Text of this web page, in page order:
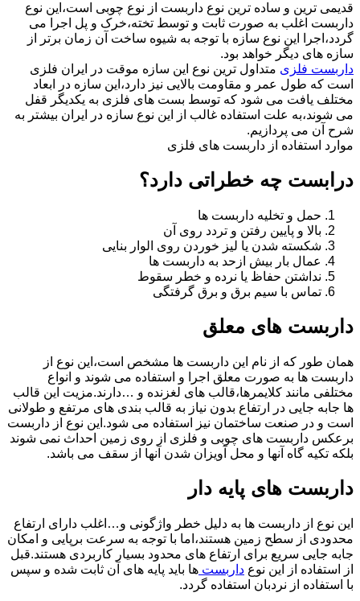
قدیمی ترین و ساده ترین نوع داربست از نوع چوبی است،این نوع
داربست اغلب به صورت ثابت و توسط تخته،خرک و پل اجرا می
گردد،اجرا این نوع سازه با توجه به شیوه ساخت آن زمان برتر از
سازه های دیگر خواهد بود.
داربست فلزی متداول ترین نوع این سازه موقت در ایران فلزی
است که طول عمر و مقاومت بالایی نیز دارد،این سازه در ابعاد
مختلف یافت می شود که توسط بست های فلزی به یکدیگر قفل
می شوند،به علت استفاده غالب از این نوع سازه در ایران بیشتر به
شرح آن می پردازیم.
موارد استفاده از داربست های فلزی
درابست چه خطراتی دارد؟
حمل و تخلیه داربست ها
بالا و پایین رفتن و تردد روی آن
شکسته شدن یا لیز خوردن روی الوار بنایی
عمال بار بیش ازحد به داربست ها
نداشتن حفاظ یا نرده و خطر سقوط
تماس با سیم برق و برق گرفتگی
داربست های معلق
همان طور که از نام این داربست ها مشخص است،این نوع از
داربست ها به صورت معلق اجرا و استفاده می شوند و انواع
مختلفی مانند کلایمرها،قالب های لغزنده و …دارند.مزیت این قالب
ها جابه جایی در ارتفاع بدون نیاز به قالب بندی های مرتفع و طولانی
است و در صنعت ساختمان نیز استفاده می شود.این نوع از داربست
برعکس داربست های چوبی و فلزی از روی زمین احداث نمی شوند
بلکه تکیه گاه آنها و محل آویزان شدن آنها از سقف می باشد.
داربست های پایه دار
این نوع از داربست ها به دلیل خطر واژگونی و…اغلب دارای ارتفاع
محدودی از سطح زمین هستند،اما با توجه به سرعت برپایی و امکان
جابه جایی سریع برای ارتفاع های محدود بسیار کاربردی هستند.قبل
از استفاده از این نوع داربست ها باید پایه های آن ثابت شده و سپس
با استفاده از نردبان استفاده گردد.